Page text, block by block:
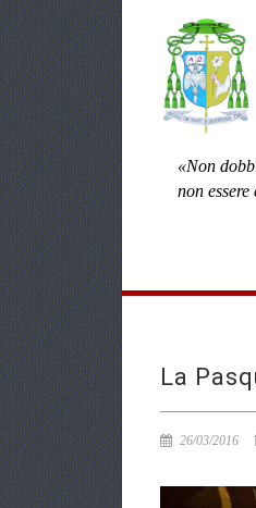
«Non
non
La
26/03/2016